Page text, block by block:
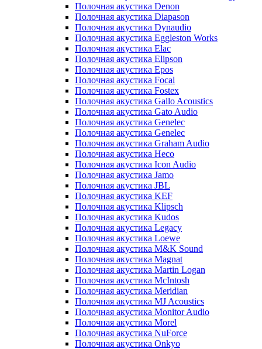
Полочная акустика Denon
Полочная акустика Diapason
Полочная акустика Dynaudio
Полочная акустика Eggleston Works
Полочная акустика Elac
Полочная акустика Elipson
Полочная акустика Epos
Полочная акустика Focal
Полочная акустика Fostex
Полочная акустика Gallo Acoustics
Полочная акустика Gato Audio
Полочная акустика Genelec
Полочная акустика Genelec
Полочная акустика Graham Audio
Полочная акустика Heco
Полочная акустика Icon Audio
Полочная акустика Jamo
Полочная акустика JBL
Полочная акустика KEF
Полочная акустика Klipsch
Полочная акустика Kudos
Полочная акустика Legacy
Полочная акустика Loewe
Полочная акустика M&K Sound
Полочная акустика Magnat
Полочная акустика Martin Logan
Полочная акустика McIntosh
Полочная акустика Meridian
Полочная акустика MJ Acoustics
Полочная акустика Monitor Audio
Полочная акустика Morel
Полочная акустика NuForce
Полочная акустика Onkyo